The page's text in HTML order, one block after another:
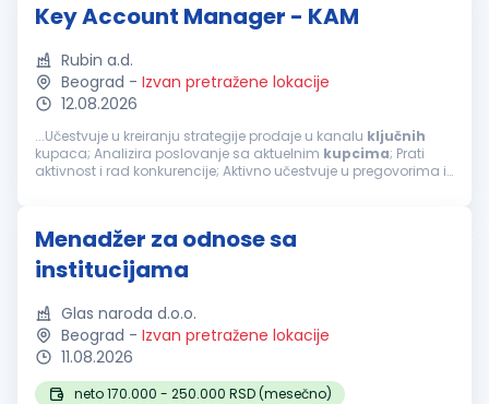
Key Account Manager - KAM
Rubin a.d.
Beograd - Izvan pretražene lokacije
12.08.2026
...Učestvuje u kreiranju strategije prodaje u kanalu ključnih
kupaca; Analizira poslovanje sa aktuelnim kupcima; Prati
aktivnost i rad konkurencije; Aktivno učestvuje u pregovorima ili
Menadžer za odnose sa
institucijama
Glas naroda d.o.o.
Beograd - Izvan pretražene lokacije
11.08.2026
neto 170.000 - 250.000 RSD (mesečno)